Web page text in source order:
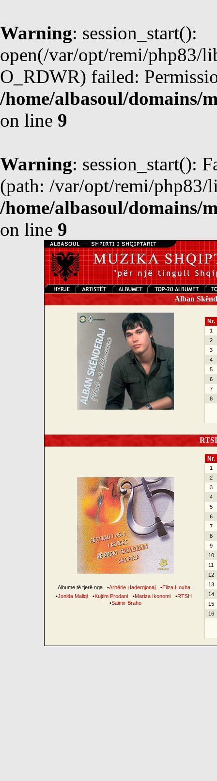
Warning: session_start():
open(/var/opt/remi/php83/
O_RDWR) failed:
/home/albasoul/domains/
on line 9
Warning: session_start():
(path: /var/opt/remi/php83/
/home/albasoul/domains/
on line 9
Alban
Nr.
1
2
3
4
5
6
7
8
Albume të tjerë nga •Arbërie Hadergjonaj •Eliza Hoxha
•Jonida Maliqi •Kujtim Prodani •Mariza Ikonomi •RTSH
•Saimir Braho
Nr.
1
2
3
4
5
6
7
8
9
10
11
12
13
14
15
16